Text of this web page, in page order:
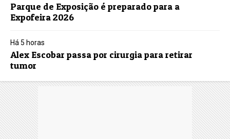
Parque de Exposição é preparado para a
Expofeira 2026
Há 5 horas
Alex Escobar passa por cirurgia para retirar
tumor